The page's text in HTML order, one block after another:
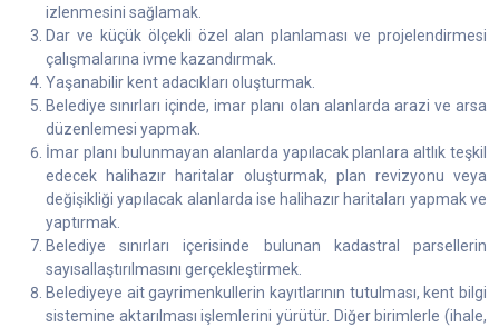
izlenmesini sağlamak.
Dar ve küçük ölçekli özel alan planlaması ve projelendirmesi
çalışmalarına ivme kazandırmak.
Yaşanabilir kent adacıkları oluşturmak.
Belediye sınırları içinde, imar planı olan alanlarda arazi ve arsa
düzenlemesi yapmak.
İmar planı bulunmayan alanlarda yapılacak planlara altlık teşkil
edecek halihazır haritalar oluşturmak, plan revizyonu veya
değişikliği yapılacak alanlarda ise halihazır haritaları yapmak ve
yaptırmak.
Belediye sınırları içerisinde bulunan kadastral parsellerin
sayısallaştırılmasını gerçekleştirmek.
Belediyeye ait gayrimenkullerin kayıtlarının tutulması, kent bilgi
sistemine aktarılması işlemlerini yürütür. Diğer birimlerle (ihale,